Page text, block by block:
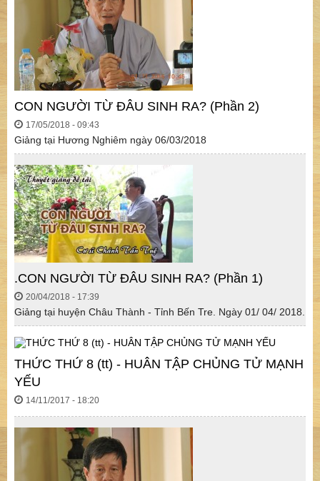
CON NGƯỜI TỪ ĐÂU SINH RA? (Phần 2)
17/05/2018 - 09:43
Giảng tại Hương Nghiêm ngày 06/03/2018
.CON NGƯỜI TỪ ĐÂU SINH RA? (Phần 1)
20/04/2018 - 17:39
Giảng tại huyện Châu Thành - Tỉnh Bến Tre. Ngày 01/ 04/ 2018.
THỨC THỨ 8 (tt) - HUÂN TẬP CHỦNG TỬ MẠNH
YẾU
14/11/2017 - 18:20